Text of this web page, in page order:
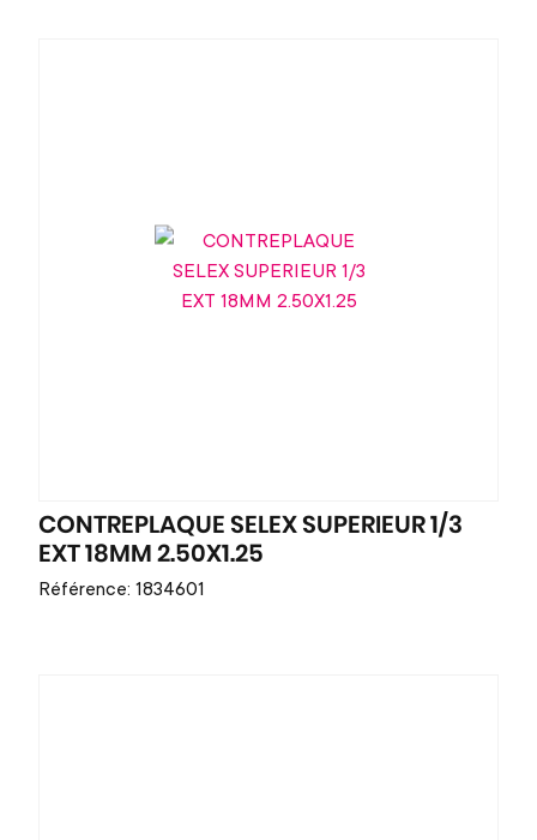
CONTREPLAQUE SELEX SUPERIEUR 1/3
EXT 18MM 2.50X1.25
Référence: 1834601